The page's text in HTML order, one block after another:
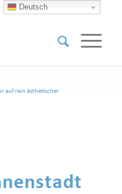
auf rein ästhetischer
Deutsch